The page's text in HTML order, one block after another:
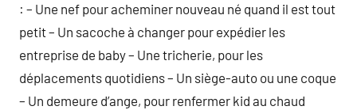
: – Une nef pour acheminer nouveau né quand il est tout
petit – Un sacoche à changer pour expédier les
entreprise de baby – Une tricherie, pour les
déplacements quotidiens – Un siège-auto ou une coque
– Un demeure d’ange, pour renfermer kid au chaud